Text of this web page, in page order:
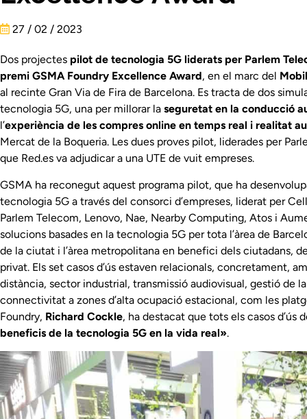
27 / 02 / 2023
Dos projectes pilot de tecnologia 5G liderats per Parlem
premi GSMA Foundry Excellence Award, en el marc del
al recinte Gran Via de Fira de Barcelona. Es tracta de dos
tecnologia 5G, una per millorar la seguretat en la conducció
l’experiència de les compres online en temps real i realitat
Mercat de la Boqueria. Les dues proves pilot, liderades per
que Red.es va adjudicar a una UTE de vuit empreses.
GSMA ha reconegut aquest programa pilot, que ha
tecnologia 5G a través del consorci d’empreses, liderat per
Parlem Telecom, Lenovo, Nae, Nearby Computing, Atos i
solucions basades en la tecnologia 5G per tota l’àrea de
de la ciutat i l’àrea metropolitana en benefici dels ciutadans,
privat. Els set casos d’ús estaven relacionals, concretament,
distància, sector industrial, transmissió audiovisual, gestió de
connectivitat a zones d’alta ocupació estacional, com les
Foundry, Richard Cockle, ha destacat que tots els casos d’ús
beneficis de la tecnologia 5G en la vida real».